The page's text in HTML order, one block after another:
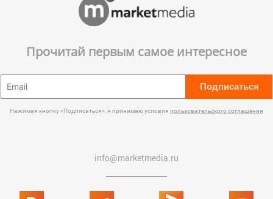
Прочитай первым самое интересное
Подписаться
Нажимая кнопку «Подписаться», я принимаю условия пользовательского соглашения
info@marketmedia.ru